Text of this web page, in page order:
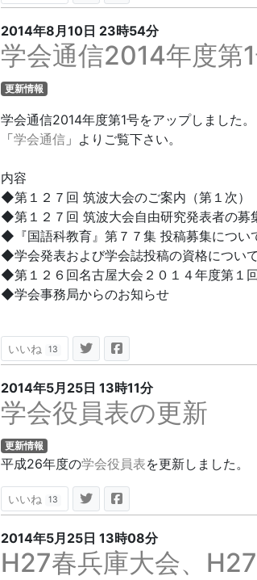
2014年8月10日 23時54分
学会通信2014年度第
更新情報
学会通信2014年度第1号をアップしました。
「学会通信 」よりご覧下さい。
内容
◆第１２７回 筑波大会のご案内（第１次）
◆第１２７回 筑波大会自由研究発表者の募
◆『国語科教育』第７７集 投稿募集につい
◆学会発表および学会誌投稿の資格について
◆第１２６回名古屋大会２０１４年度第１
◆学会事務局からのお知らせ
いいね 13
2014年5月25日 13時11分
学会役員表の更新
更新情報
平成26年度の学会役員表を更新しました。
いいね 13
2014年5月25日 13時08分
H27春兵庫大会、